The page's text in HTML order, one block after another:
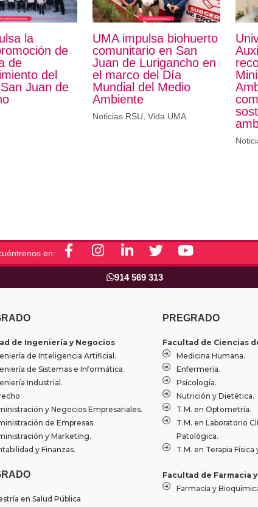
la
de
de
del
Juan de
UMA impulsa biohuerto
comunitario en San
Juan de Lurigancho en
el marco del Día
Mundial del Medio
Ambiente
Noticias RSU, Vida UMA
en:
F
a
e
k
-
f
I
n
t
a
m
L
i
n
k
T
w
i
t
e
Y
o
t
b
914 569 313
de Ingeniería y Negocios
de Inteligencia Artificial.
de Sistemas e Informática.
Industrial.
y Negocios Empresariales.
de Empresas.
y Marketing.
y Finanzas.
en Salud Pública
PREGRADO
Facultad de Ciencias
Medicina Humana.
Enfermería.
Psicología.
Nutrición y Dietética.
T.M. en Optometría.
T.M. en Laboratorio
Patológica.
T.M. en Terapia
Facultad de Farmacia
Farmacia y